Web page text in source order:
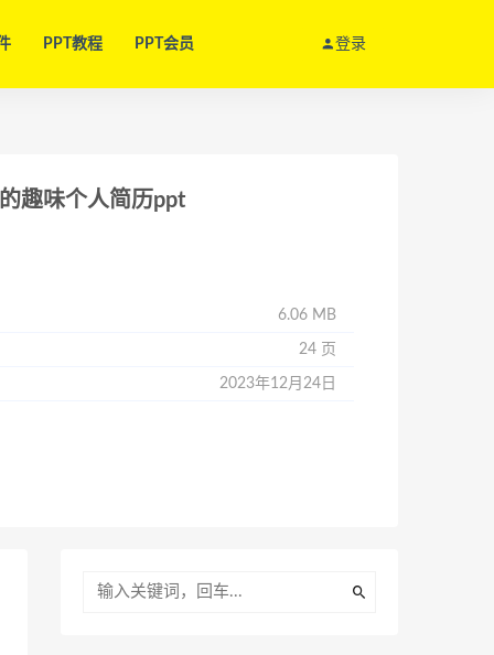
PPT教程 PPT会员 登录
趣味个人简历ppt
6.06 MB
24 页
2023年12月24日